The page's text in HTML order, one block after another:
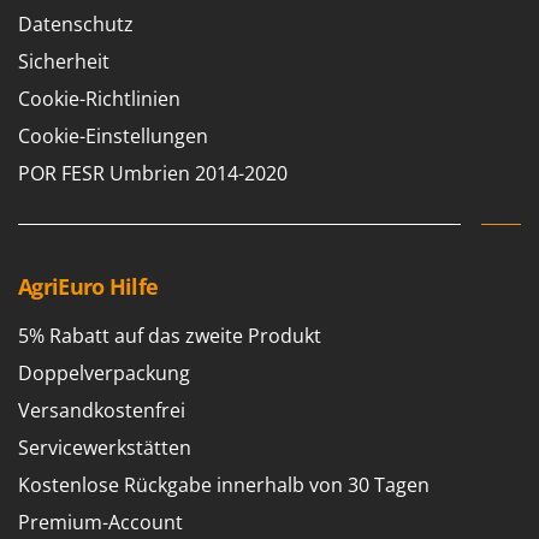
Heckenscheren
Heißluftfritteusen
Heizkanonen und Elektroheizer
Hochgrasmäher
Holzspalter
K
Kabelpflüge für die Drainage
Kartoffellegemaschine für Traktoren
Kartoffelroder für Traktoren
Kehrmaschinen
Kettensägen
Kippbare Heckschaufeln für Traktoren
Comet
Cresco
Cruccolini
CTEK
D
Di Martino
Diavola Pro
Diesse
Docma
Dominion
Dreame
Datenschutz
Sicherheit
Cookie-Richtlinien
Cookie-Einstellungen
POR FESR Umbrien 2014-2020
AgriEuro Hilfe
5% Rabatt auf das zweite Produkt
Doppelverpackung
Versandkostenfrei
Servicewerkstätten
Kostenlose Rückgabe innerhalb von 30 Tagen
Premium-Account